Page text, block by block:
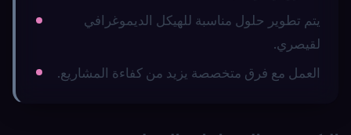
يتم تطوير حلول مناسبة للهيكل الديموغرافي
لقيصري.
العمل مع فرق متخصصة يزيد من كفاءة المشاريع.